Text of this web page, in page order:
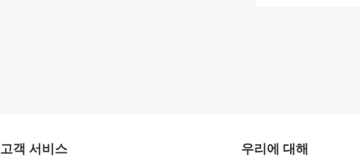
고객 서비스
우리에 대해